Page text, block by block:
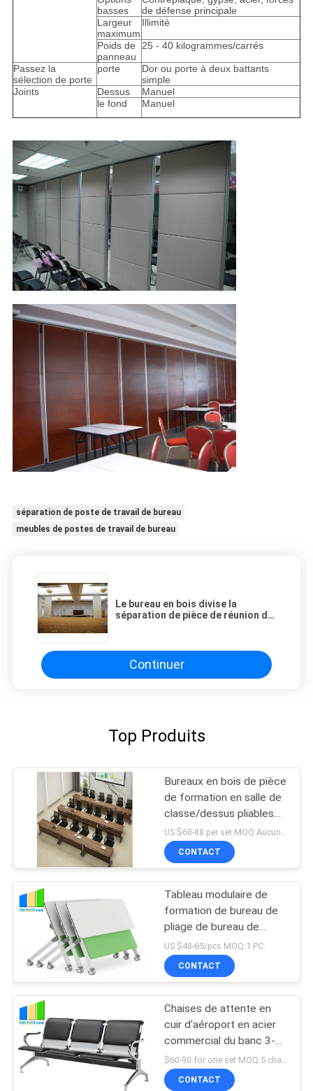
basses
de défense principale
Largeur
maximum
Illimité
Poids de
panneau
25 - 40 kilogrammes/carrés
Passez la
sélection de porte
porte
Dor ou porte à deux battants
simple
Joints
Dessus
Manuel
le fond
Manuel
séparation de poste de travail de bureau
meubles de postes de travail de bureau
Le bureau en bois divise la
séparation de pièce de réunion du
Continuer
Top Produits
Bureaux en bois de pièce
de formation en salle de
classe/dessus pliables
de Tableau de
conférence avec des
roues
US $60-88 per set MOQ:Aucun MOQ, petite quantité accueillie
CONTACT
Tableau modulaire de
formation de bureau de
pliage de bureau de
pliage de lieu de réunion
avec des roues
US $48-65/pcs MOQ:1 PC.
CONTACT
Chaises de attente en
cuir d'aéroport en acier
commercial du banc 3-
Seater
CONTACT